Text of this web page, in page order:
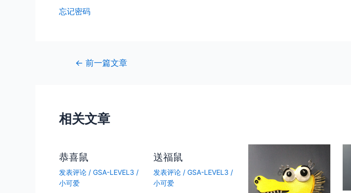
忘记密码
← 前一篇文章
相关文章
恭喜鼠
发表评论 / GSA-LEVEL3 /
小可爱
送福鼠
发表评论 /GSA-LEVEL3 /
小可爱